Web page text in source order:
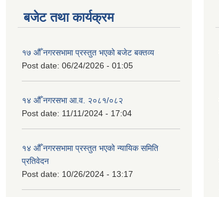
बजेट तथा कार्यक्रम
१७ औँ नगरसभामा प्रस्तुत भएको बजेट बक्तव्य
Post date: 06/24/2026 - 01:05
१४ औँ नगरसभा आ.व. २०८१/०८२
Post date: 11/11/2024 - 17:04
१४ औँ नगरसभामा प्रस्तुत भएको न्यायिक समिति
प्रतिवेदन
Post date: 10/26/2024 - 13:17